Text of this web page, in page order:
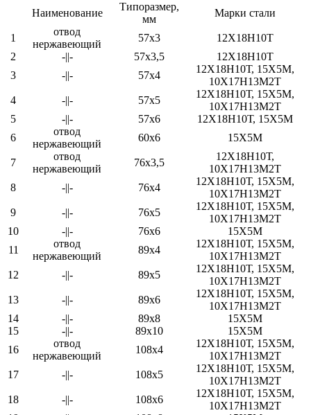
Наименование
Типоразмер,
мм
Марки стали
1
отвод
нержавеющий
57х3
12Х18Н10Т
2
-||- 57х3,5
12Х18Н10Т
3
-||- 57х4
12Х18Н10Т, 15Х5М,
10Х17Н13М2Т
4
-||- 57х5
12Х18Н10Т, 15Х5М,
10Х17Н13М2Т
5
-||- 57х6
12Х18Н10Т, 15Х5М
6
отвод
нержавеющий
60х6 15Х5М
7
отвод
нержавеющий
76х3,5
12Х18Н10Т,
10Х17Н13М2Т
8
-||- 76х4
12Х18Н10Т, 15Х5М,
10Х17Н13М2Т
9
-||- 76х5
12Х18Н10Т, 15Х5М,
10Х17Н13М2Т
10
-||- 76х6
15Х5М
11
отвод
нержавеющий
89х4
12Х18Н10Т, 15Х5М,
10Х17Н13М2Т
12
-||- 89х5
12Х18Н10Т, 15Х5М,
10Х17Н13М2Т
13
-||- 89х6
12Х18Н10Т, 15Х5М,
10Х17Н13М2Т
14
-||- 89х8
15Х5М
15
-||- 89х10
15Х5М
16
отвод
нержавеющий
108х4
12Х18Н10Т, 15Х5М,
10Х17Н13М2Т
17
-||- 108х5
12Х18Н10Т, 15Х5М,
10Х17Н13М2Т
18
-||- 108х6
12Х18Н10Т, 15Х5М,
10Х17Н13М2Т